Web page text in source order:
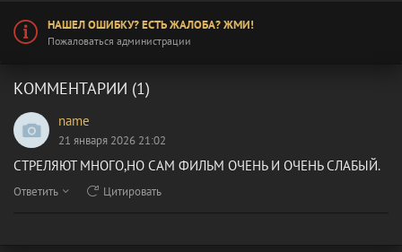
НАШЕЛ ОШИБКУ? ЕСТЬ ЖАЛОБА? ЖМИ!
Пожаловаться администрации
КОММЕНТАРИИ (1)
name
21 января 2026 21:02
СТРЕЛЯЮТ МНОГО,НО САМ ФИЛЬМ ОЧЕНЬ И ОЧЕНЬ СЛАБЫЙ.
Ответить Цитировать